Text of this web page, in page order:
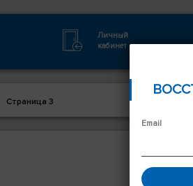
Личный
кабинет
Страница 3
Email